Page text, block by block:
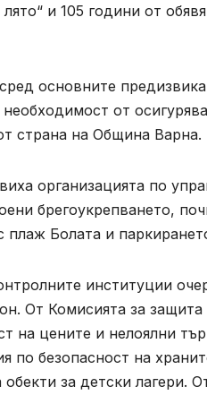
и 105 години от
основните
от
страна на Община Варна.
организацията по
брегоукрепването,
плаж Болата и
институции
От Комисията за
на цените и нелоялни
по безопасност на
за детски лагери.